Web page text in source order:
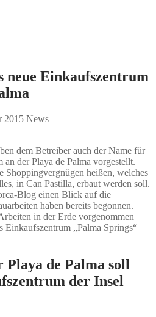
neue Einkaufszentrum
2015 News
dem Betreiber auch der Name für
an der Playa de Palma vorgestellt.
Shoppingvergnügen heißen, welches
in Can Pastilla, erbaut werden soll.
Blog einen Blick auf die
haben bereits begonnen.
in der Erde vorgenommen
Einkaufszentrum „Palma Springs“
Playa de Palma soll
der Insel